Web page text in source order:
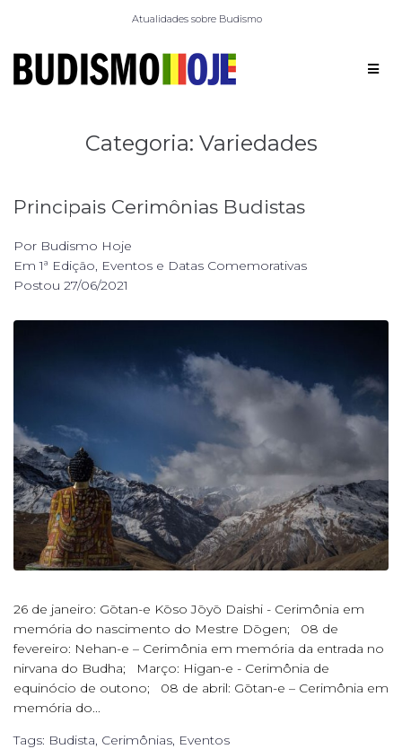
Atualidades sobre Budismo
Categoria: Variedades
Principais Cerimônias Budistas
Por Budismo Hoje
Em1ª Edição, Eventos e Datas Comemorativas
Postou 27/06/2021
26 de janeiro: Gōtan-e Kōso Jōyō Daishi - Cerimônia em
memória do nascimento do Mestre Dōgen; 08 de
fevereiro: Nehan-e – Cerimônia em memória da entrada no
nirvana do Budha; Março: Higan-e - Cerimônia de
equinócio de outono; 08 de abril: Gōtan-e – Cerimônia em
memória do...
Tags: Budista, Cerimônias, Eventos